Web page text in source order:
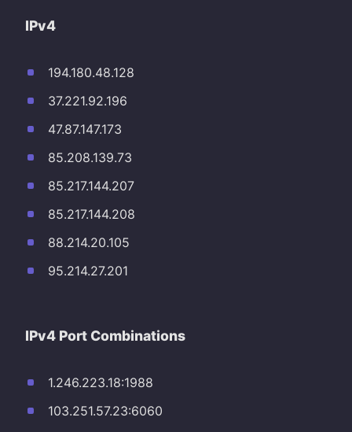
IPv4
194.180.48.128
37.221.92.196
47.87.147.173
85.208.139.73
85.217.144.207
85.217.144.208
88.214.20.105
95.214.27.201
IPv4 Port Combinations
1.246.223.18:1988
103.251.57.23:6060